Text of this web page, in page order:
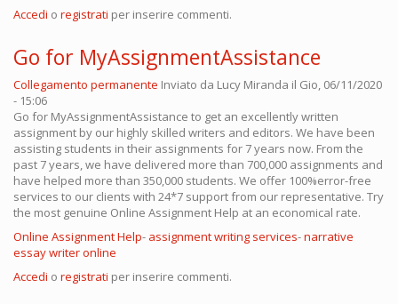
Accedi o registrati per inserire commenti.
Go for MyAssignmentAssistance
Collegamento permanente Inviato da Lucy Miranda il Gio, 06/11/2020
- 15:06
Go for MyAssignmentAssistance to get an excellently written
assignment by our highly skilled writers and editors. We have been
assisting students in their assignments for 7 years now. From the
past 7 years, we have delivered more than 700,000 assignments and
have helped more than 350,000 students. We offer 100%error-free
services to our clients with 24*7 support from our representative. Try
the most genuine Online Assignment Help at an economical rate.
Online Assignment Help- assignment writing services-narrative
essay writer online
Accedi o registrati per inserire commenti.